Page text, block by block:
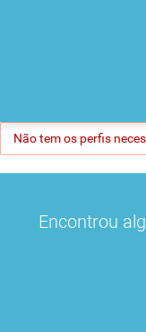
Não tem os perfis
Encontrou